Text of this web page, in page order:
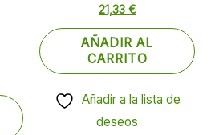
Valorado
con
4.00
de 5
21,33 €
AÑADIR AL
CARRITO
Añadir a la lista de
deseos